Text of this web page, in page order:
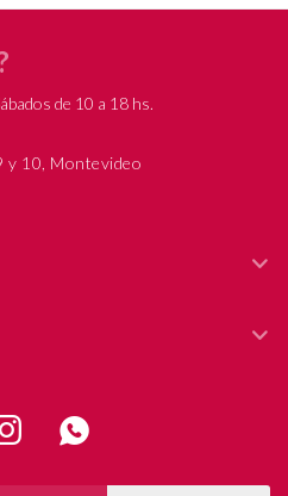

de 10 a 18 hs.
y 10, Montevideo